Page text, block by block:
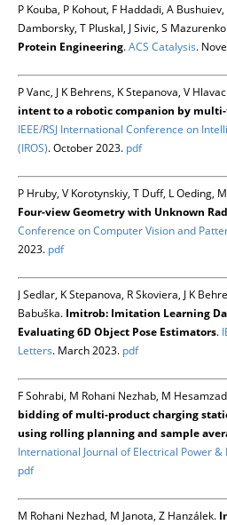
P Kouba, P Kohout, F Haddadi, A Bushuiev,
Damborsky, T Pluskal, J Sivic, S
Protein Engineering.ACS Catalysis.
P Vanc, J K Behrens, K Stepanova, V
intent to a robotic companion by
IEEE/RSJ International Conference on
(IROS). October 2023. pdf
P Hruby, V Korotynskiy, T Duff, L Oeding,
Four-view Geometry with Unknown
Conference on Computer Vision and
2023. pdf
J Sedlar, K Stepanova, R Skoviera, J K
Babuška. Imitrob: Imitation Learning
Evaluating 6D Object Pose Estimators.
Letters. March 2023. pdf
F Sohrabi, M Rohani Nezhab, M
bidding of multi-product charging
using rolling planning and sample
International Journal of Electrical Power &
pdf
M Rohani Nezhad, M Janota, Z Hanzálek.